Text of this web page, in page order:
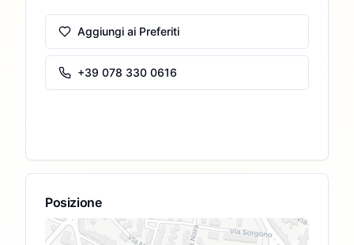
Aggiungi ai Preferiti
+39 078 330 0616
Posizione